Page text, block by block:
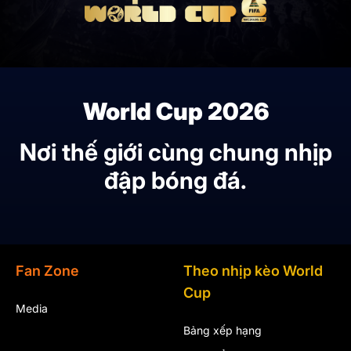
World Cup 2026
Nơi thế giới cùng chung nhịp
đập bóng đá.
Fan Zone
Media
Theo nhịp kèo World
Cup
Bảng xếp hạng